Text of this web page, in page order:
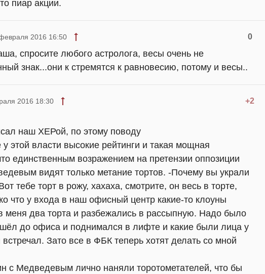
пиар акции.
0
2016 16:50
спросите любого астролога, весы очень не
знак...они к стремятся к равновесию, потому и весы..
+2
2016 18:30
наш ХЕРой, по этому поводу
у этой власти высокие рейтинги и такая мощная
единственным возражением на претензии оппозиции
видят только метание тортов. -Почему вы украли
тебе торт в рожу, хахаха, смотрите, он весь в торте,
что у входа в наш офисный центр какие-то клоуны
меня два торта и разбежались в рассыпную. Надо было
шёл до офиса и поднимался в лифте и какие были лица у
встречал. Зато все в ФБК теперь хотят делать со мной
с Медведевым лично наняли торотометателей, что бы